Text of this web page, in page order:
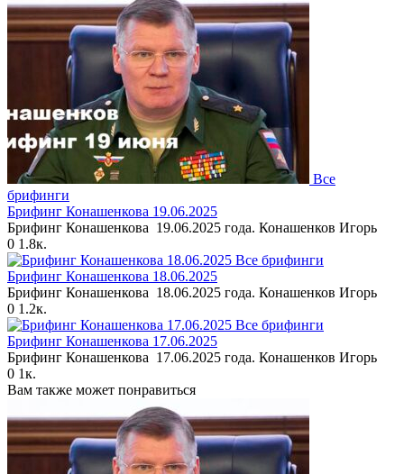
Все
брифинги
Брифинг Конашенкова 19.06.2025
Брифинг Конашенкова 19.06.2025 года. Конашенков Игорь
0 1.8к.
Все брифинги
Брифинг Конашенкова 18.06.2025
Брифинг Конашенкова 18.06.2025 года. Конашенков Игорь
0 1.2к.
Все брифинги
Брифинг Конашенкова 17.06.2025
Брифинг Конашенкова 17.06.2025 года. Конашенков Игорь
0 1к.
Вам также может понравиться